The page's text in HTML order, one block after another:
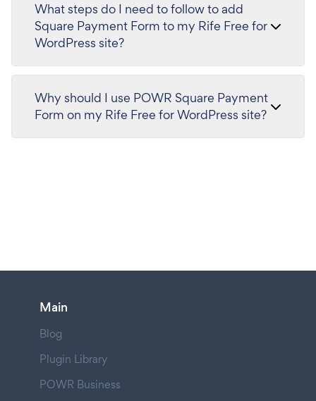
What steps do I need to follow to add
Square Payment Form to my Rife Free for
WordPress site?
Why should I use POWR Square Payment
Form on my Rife Free for WordPress site?
Main
Blog
Plugin Library
POWR Business